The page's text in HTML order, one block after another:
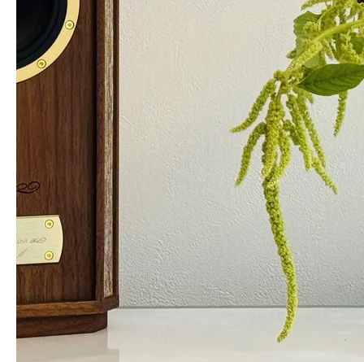
1/3
S
11,900원
담기
노바 유리화기
M
14,900
16,000원
담기
일시품
절
아스틸베
XS
18,900 원
21,900원
재입고 알림
아스트란시아
핑크/ S
14,900원
재입고 알림